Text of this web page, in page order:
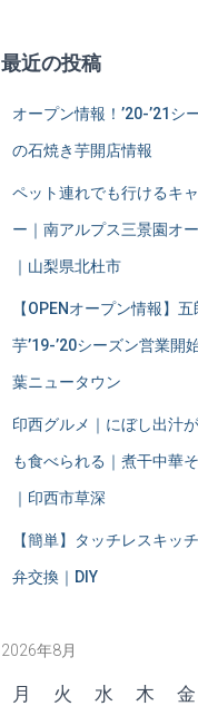
最近の投稿
オープン情報！’20-’21シ
の石焼き芋開店情報
ペット連れでも行けるキ
ー｜南アルプス三景園オ
｜山梨県北杜市
【OPENオープン情報】
芋’19-’20シーズン営業開
葉ニュータウン
印西グルメ｜にぼし出汁
も食べられる｜煮干中華
｜印西市草深
【簡単】タッチレスキッ
弁交換｜DIY
2026年8月
月 火 水 木 金